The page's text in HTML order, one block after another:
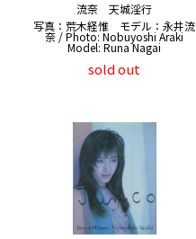
流奈 天城淫行
写真：荒木経惟 モデル：永井流
奈 / Photo: Nobuyoshi Araki
Model: Runa Nagai
sold out